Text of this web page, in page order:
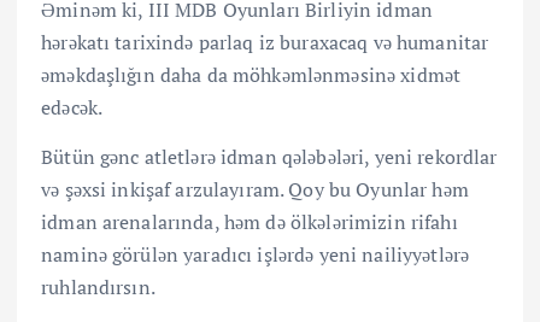
Əminəm ki, III MDB Oyunları Birliyin idman
hərəkatı tarixində parlaq iz buraxacaq və humanitar
əməkdaşlığın daha da möhkəmlənməsinə xidmət
edəcək.
Bütün gənc atletlərə idman qələbələri, yeni rekordlar
və şəxsi inkişaf arzulayıram. Qoy bu Oyunlar həm
idman arenalarında, həm də ölkələrimizin rifahı
naminə görülən yaradıcı işlərdə yeni nailiyyətlərə
ruhlandırsın.